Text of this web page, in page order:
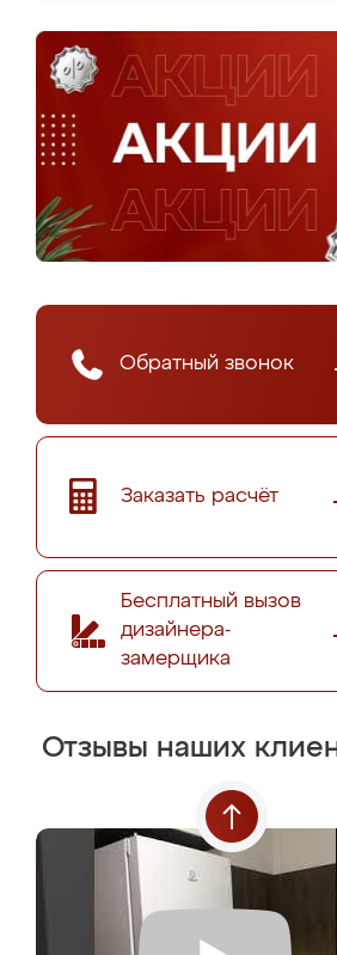
Обратный звонок
Заказать расчёт
Бесплатный вызов
дизайнера-
замерщика
Отзывы наших